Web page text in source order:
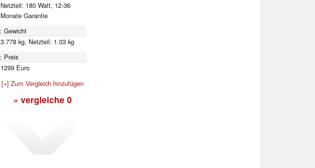
Netzteil: 180 Watt, 12-36
Monate Garantie
Gewicht
3.778 kg, Netzteil: 1.03 kg
Preis
1299 Euro
[+] Zum Vergleich hinzufügen
» vergleiche 0